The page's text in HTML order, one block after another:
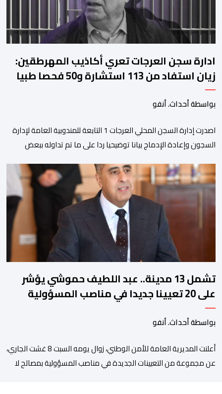
ادارة سجن العرجات تعري أكاذيب المهرطقين:
زيان استفاد من 113 استشارة و50 فحصا طبيا
بواسطة أحداث. أنفو
اصدرت إدارة السجن المحلي العرجات 1 التابعة للمندوبية العامة لإدارة
السجون وإعادة الإدماج بيانا توضيحيا ردا على ما تم تداوله ببعض
زيان، المعتقل بالمؤسسة ذاتها، وذلك لتنوير الرأي العام بالحقائق
والمعطيات الدقيقة.واوضحت إدارة المؤسسة السجنية أن المعني
بالأمر يستفيد منذ إيداعه من تتبع طبي منتظم ومستمر وفقا […]
تشمل 13 مدينة.. عبد اللطيف حموشي يؤشر
على 20 تعيينا جديدا في مناصب المسؤولية
بمصالح الأمن الوطني
بواسطة أحداث. أنفو
أعلنت المديرية العامة للأمن الوطني، زوال يومه السبت 8 غشت الجاري،
عن مجموعة من التعيينات الجديدة في مناصب المسؤولية بمصالح لا